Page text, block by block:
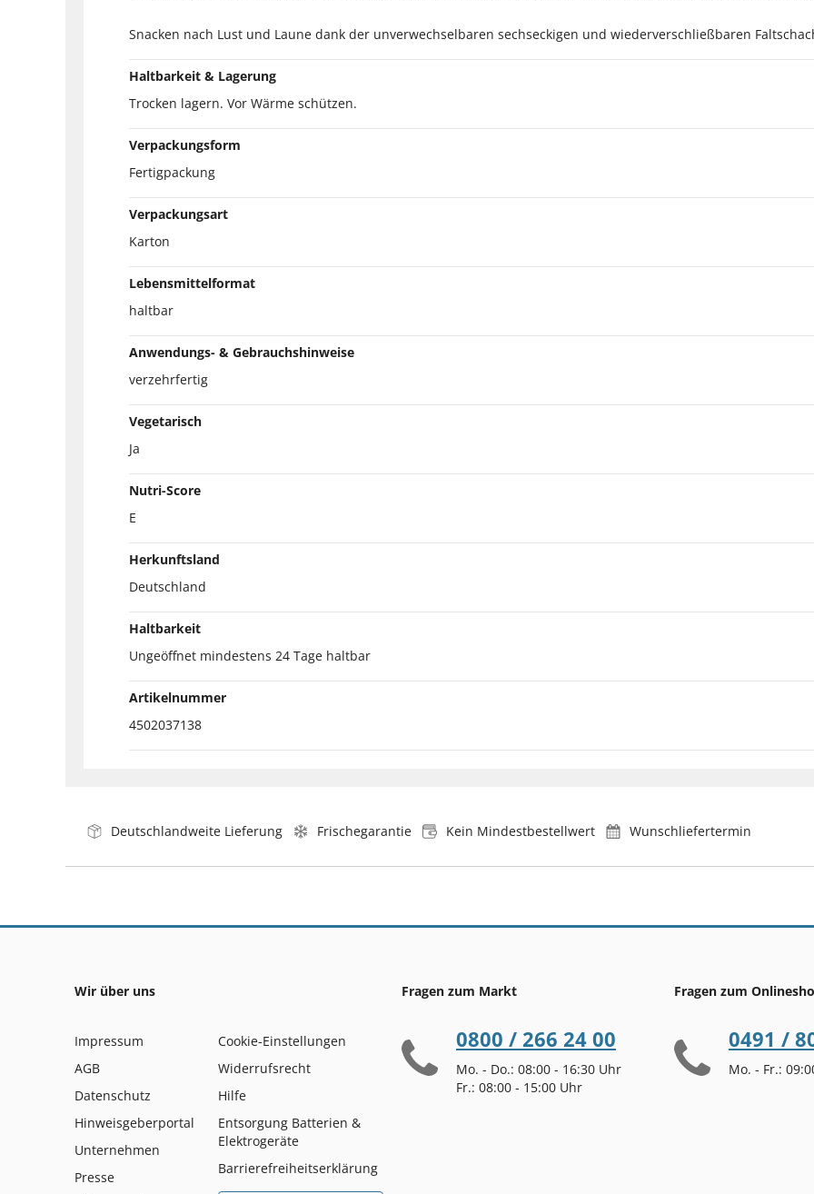
Snacken nach Lust und Laune dank der unverwechselbaren sechseckigen und wiederverschließbaren
Haltbarkeit & Lagerung
Trocken lagern. Vor Wärme schützen.
Verpackungsform
Fertigpackung
Verpackungsart
Karton
Lebensmittelformat
haltbar
Anwendungs- & Gebrauchshinweise
verzehrfertig
Vegetarisch
Ja
Nutri-Score
E
Herkunftsland
Deutschland
Haltbarkeit
Ungeöffnet mindestens 24 Tage haltbar
Artikelnummer
4502037138
Deutschlandweite Lieferung Frischegarantie Kein Mindestbestellwert Wunschliefertermin
Wir über uns
Impressum
AGB
Datenschutz
Hinweisgeberportal
Unternehmen
Presse
Cookie-Einstellungen
Widerrufsrecht
Hilfe
Entsorgung Batterien &
Elektrogeräte
Barrierefreiheitserklärung
Fragen zum Markt
0800 / 266 24 00
Mo. - Do.: 08:00 - 16:30 Uhr
Fr.: 08:00 - 15:00 Uhr
Fragen zum
0491 /
Mo. - Fr.: